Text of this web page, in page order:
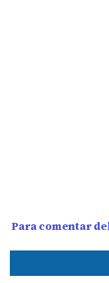
Para comentar